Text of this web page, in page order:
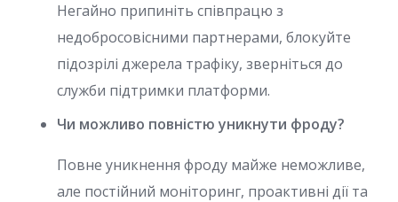
Негайно припиніть співпрацю з
недобросовісними партнерами, блокуйте
підозрілі джерела трафіку, зверніться до
служби підтримки платформи.
Чи можливо повністю уникнути фроду?
Повне уникнення фроду майже неможливе,
але постійний моніторинг, проактивні дії та